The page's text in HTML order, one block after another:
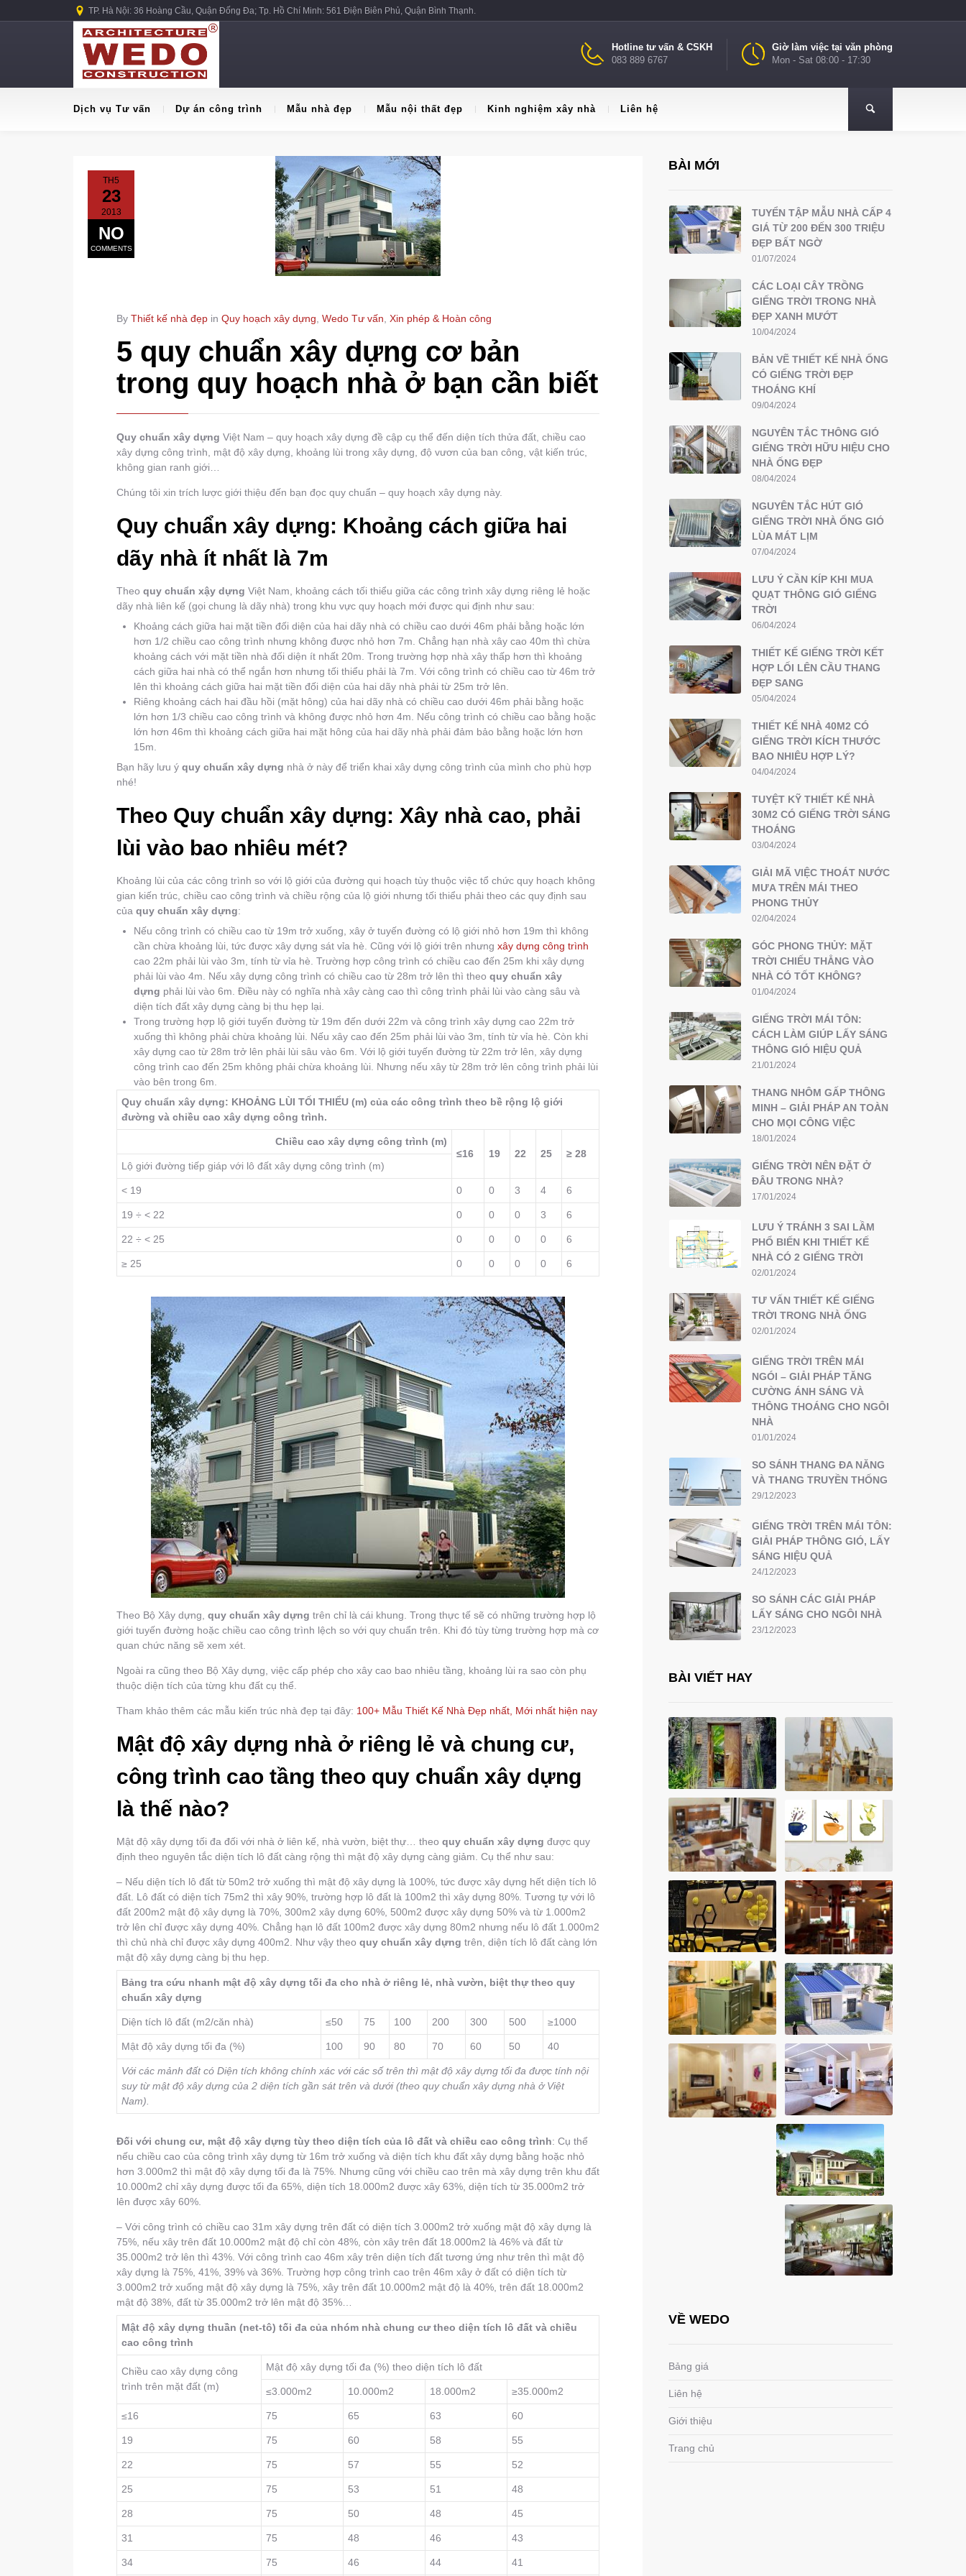
TP. Hà Nội: 36 Hoàng Cầu, Quận Đống Đa; Tp. Hồ Chí Minh: 561 Điện Biên Phủ, Quận Bình Thạnh.
Giờ làm việc tại văn phòng
Mon - Sat 08:00 - 17:30
Hotline tư vấn & CSKH
083 889 6767
Dịch vụ Tư vấn Dự án công trình Mẫu nhà đẹp Mẫu nội thất đẹp Kinh nghiệm xây nhà Liên hệ
TH5
23
2013
NO
COMMENTS
By Thiết kế nhà đẹp in Quy hoạch xây dựng Wedo Tư vấn Xin phép & Hoàn công
5 quy chuẩn xây dựng cơ bản
trong quy hoạch nhà ở bạn cần biết
Quy chuẩn xây dựng Việt Nam – quy hoạch xây dựng đề cập cụ thể đến diện tích thửa đất, chiều cao
xây dựng công trình, mật độ xây dựng, khoảng lùi trong xây dựng, độ vươn của ban công, vật kiến trúc,
không gian ranh giới…
Chúng tôi xin trích lược giới thiệu đến bạn đọc quy chuẩn – quy hoạch xây dựng này.
Quy chuẩn xây dựng: Khoảng cách giữa hai
dãy nhà ít nhất là 7m
Theo quy chuẩn xậy dựng Việt Nam, khoảng cách tối thiểu giữa các công trình xây dựng riêng lẻ hoặc
dãy nhà liên kế (gọi chung là dãy nhà) trong khu vực quy hoạch mới được qui định như sau:
Khoảng cách giữa hai mặt tiền đối diện của hai dãy nhà có chiều cao dưới 46m phải bằng hoặc lớn
hơn 1/2 chiều cao công trình nhưng không được nhỏ hơn 7m. Chẳng hạn nhà xây cao 40m thì chừa
khoảng cách với mặt tiền nhà đối diện ít nhất 20m. Trong trường hợp nhà xây thấp hơn thì khoảng
cách giữa hai nhà có thể ngắn hơn nhưng tối thiểu phải là 7m. Với công trình có chiều cao từ 46m trở
lên thì khoảng cách giữa hai mặt tiền đối diện của hai dãy nhà phải từ 25m trở lên.
Riêng khoảng cách hai đầu hồi (mặt hông) của hai dãy nhà có chiều cao dưới 46m phải bằng hoặc
lớn hơn 1/3 chiều cao công trình và không được nhỏ hơn 4m. Nếu công trình có chiều cao bằng hoặc
lớn hơn 46m thì khoảng cách giữa hai mặt hông của hai dãy nhà phải đảm bảo bằng hoặc lớn hơn
15m.
Bạn hãy lưu ý quy chuẩn xây dựng nhà ở này để triển khai xây dựng công trình của mình cho phù hợp
nhé!
Theo Quy chuẩn xây dựng: Xây nhà cao, phải
lùi vào bao nhiêu mét?
Khoảng lùi của các công trình so với lộ giới của đường qui hoạch tùy thuộc việc tổ chức quy hoạch không
gian kiến trúc, chiều cao công trình và chiều rộng của lộ giới nhưng tối thiểu phải theo các quy định sau
của quy chuẩn xây dựng:
Nếu công trình có chiều cao từ 19m trở xuống, xây ở tuyến đường có lộ giới nhỏ hơn 19m thì không
cần chừa khoảng lùi, tức được xây dựng sát vỉa hè. Cũng với lộ giới trên nhưng xây dựng công trình
cao 22m phải lùi vào 3m, tính từ vỉa hè. Trường hợp công trình có chiều cao đến 25m khi xây dựng
phải lùi vào 4m. Nếu xây dựng công trình có chiều cao từ 28m trở lên thì theo quy chuẩn xây
dựng phải lùi vào 6m. Điều này có nghĩa nhà xây càng cao thì công trình phải lùi vào càng sâu và
diện tích đất xây dựng càng bị thu hẹp lại.
Trong trường hợp lộ giới tuyến đường từ 19m đến dưới 22m và công trình xây dựng cao 22m trở
xuống thì không phải chừa khoảng lùi. Nếu xây cao đến 25m phải lùi vào 3m, tính từ vỉa hè. Còn khi
xây dựng cao từ 28m trở lên phải lùi sâu vào 6m. Với lộ giới tuyến đường từ 22m trở lên, xây dựng
công trình cao đến 25m không phải chừa khoảng lùi. Nhưng nếu xây từ 28m trở lên công trình phải lùi
vào bên trong 6m.
Quy chuẩn xây dựng: KHOẢNG LÙI TỐI THIỂU (m) của các công trình theo bề rộng lộ giới
đường và chiều cao xây dựng công trình.
Chiều cao xây dựng công trình (m)
≤16
19 22 25
≥ 28
Lộ giới đường tiếp giáp với lô đất xây dựng công trình (m)
< 19 0 0 3 4 6
19 ÷ < 22 0 0 0 3 6
22 ÷ < 25 0 0 0 0 6
≥ 25 0 0 0 0 6
Theo Bộ Xây dựng, quy chuẩn xây dựng trên chỉ là cái khung. Trong thực tế sẽ có những trường hợp lộ
giới tuyến đường hoặc chiều cao công trình lệch so với quy chuẩn trên. Khi đó tùy từng trường hợp mà cơ
quan chức năng sẽ xem xét.
Ngoài ra cũng theo Bộ Xây dựng, việc cấp phép cho xây cao bao nhiêu tầng, khoảng lùi ra sao còn phụ
thuộc diện tích của từng khu đất cụ thể.
Tham khảo thêm các mẫu kiến trúc nhà đẹp tại đây: 100+ Mẫu Thiết Kế Nhà Đẹp nhất, Mới nhất hiện nay
Mật độ xây dựng nhà ở riêng lẻ và chung cư,
công trình cao tầng theo quy chuẩn xây dựng
là thế nào?
Mật độ xây dựng tối đa đối với nhà ở liên kế, nhà vườn, biệt thự… theo quy chuẩn xây dựng được quy
định theo nguyên tắc diện tích lô đất càng rộng thì mật độ xây dựng càng giảm. Cụ thể như sau:
– Nếu diện tích lô đất từ 50m2 trở xuống thì mật độ xây dựng là 100%, tức được xây dựng hết diện tích lô
đất. Lô đất có diện tích 75m2 thì xây 90%, trường hợp lô đất là 100m2 thì xây dựng 80%. Tương tự với lô
đất 200m2 mật độ xây dựng là 70%, 300m2 xây dựng 60%, 500m2 được xây dựng 50% và từ 1.000m2
trở lên chỉ được xây dựng 40%. Chẳng hạn lô đất 100m2 được xây dựng 80m2 nhưng nếu lô đất 1.000m2
thì chủ nhà chỉ được xây dựng 400m2. Như vậy theo quy chuẩn xây dựng trên, diện tích lô đất càng lớn
mật độ xây dựng càng bị thu hẹp.
Bảng tra cứu nhanh mật độ xây dựng tối đa cho nhà ở riêng lẻ, nhà vườn, biệt thự theo quy
chuẩn xây dựng
Diện tích lô đất (m2/căn nhà) ≤50 75 100 200 300 500 ≥1000
Mật độ xây dựng tối đa (%) 100 90 80 70 60 50 40
Với các mảnh đất có Diện tích không chính xác với các số trên thì mật độ xây dựng tối đa được tính nội
suy từ mật độ xây dựng của 2 diện tích gần sát trên và dưới (theo quy chuẩn xây dựng nhà ở Việt
Nam).
Đối với chung cư, mật độ xây dựng tùy theo diện tích của lô đất và chiều cao công trình: Cụ thể
nếu chiều cao của công trình xây dựng từ 16m trở xuống và diện tích khu đất xây dựng bằng hoặc nhỏ
hơn 3.000m2 thì mật độ xây dựng tối đa là 75%. Nhưng cũng với chiều cao trên mà xây dựng trên khu đất
10.000m2 chỉ xây dựng được tối đa 65%, diện tích 18.000m2 được xây 63%, diện tích từ 35.000m2 trở
lên được xây 60%.
– Với công trình có chiều cao 31m xây dựng trên đất có diện tích 3.000m2 trở xuống mật độ xây dựng là
75%, nếu xây trên đất 10.000m2 mật độ chỉ còn 48%, còn xây trên đất 18.000m2 là 46% và đất từ
35.000m2 trở lên thì 43%. Với công trình cao 46m xây trên diện tích đất tương ứng như trên thì mật độ
xây dựng là 75%, 41%, 39% và 36%. Trường hợp công trình cao trên 46m xây ở đất có diện tích từ
3.000m2 trở xuống mật độ xây dựng là 75%, xây trên đất 10.000m2 mật độ là 40%, trên đất 18.000m2
mật độ 38%, đất từ 35.000m2 trở lên mật độ 35%…
Mật độ xây dựng thuần (net-tô) tối đa của nhóm nhà chung cư theo diện tích lô đất và chiều
cao công trình
Chiều cao xây dựng công
trình trên mặt đất (m)
Mật độ xây dựng tối đa (%) theo diện tích lô đất
≤3.000m2 10.000m2 18.000m2 ≥35.000m2
≤16 75 65 63 60
19 75 60 58 55
22 75 57 55 52
25 75 53 51 48
28 75 50 48 45
31 75 48 46 43
34 75 46 44 41
BÀI MỚI
TUYỂN TẬP MẪU NHÀ CẤP 4
GIÁ TỪ 200 ĐẾN 300 TRIỆU
ĐẸP BẤT NGỜ
01/07/2024
CÁC LOẠI CÂY TRỒNG
GIẾNG TRỜI TRONG NHÀ
ĐẸP XANH MƯỚT
10/04/2024
BẢN VẼ THIẾT KẾ NHÀ ỐNG
CÓ GIẾNG TRỜI ĐẸP
THOÁNG KHÍ
09/04/2024
NGUYÊN TẮC THÔNG GIÓ
GIẾNG TRỜI HỮU HIỆU CHO
NHÀ ỐNG ĐẸP
08/04/2024
NGUYÊN TẮC HÚT GIÓ
GIẾNG TRỜI NHÀ ỐNG GIÓ
LÙA MÁT LỊM
07/04/2024
LƯU Ý CẦN KÍP KHI MUA
QUẠT THÔNG GIÓ GIẾNG
TRỜI
06/04/2024
THIẾT KẾ GIẾNG TRỜI KẾT
HỢP LỐI LÊN CẦU THANG
ĐẸP SANG
05/04/2024
THIẾT KẾ NHÀ 40M2 CÓ
GIẾNG TRỜI KÍCH THƯỚC
BAO NHIÊU HỢP LÝ?
04/04/2024
TUYỆT KỸ THIẾT KẾ NHÀ
30M2 CÓ GIẾNG TRỜI SÁNG
THOÁNG
03/04/2024
GIẢI MÃ VIỆC THOÁT NƯỚC
MƯA TRÊN MÁI THEO
PHONG THỦY
02/04/2024
GÓC PHONG THỦY: MẶT
TRỜI CHIẾU THẲNG VÀO
NHÀ CÓ TỐT KHÔNG?
01/04/2024
GIẾNG TRỜI MÁI TÔN:
CÁCH LÀM GIÚP LẤY SÁNG
THÔNG GIÓ HIỆU QUẢ
21/01/2024
THANG NHÔM GẤP THÔNG
MINH – GIẢI PHÁP AN TOÀN
CHO MỌI CÔNG VIỆC
18/01/2024
GIẾNG TRỜI NÊN ĐẶT Ở
ĐÂU TRONG NHÀ?
17/01/2024
LƯU Ý TRÁNH 3 SAI LẦM
PHỔ BIẾN KHI THIẾT KẾ
NHÀ CÓ 2 GIẾNG TRỜI
02/01/2024
TƯ VẤN THIẾT KẾ GIẾNG
TRỜI TRONG NHÀ ỐNG
02/01/2024
GIẾNG TRỜI TRÊN MÁI
NGÓI – GIẢI PHÁP TĂNG
CƯỜNG ÁNH SÁNG VÀ
THÔNG THOÁNG CHO NGÔI
NHÀ
01/01/2024
SO SÁNH THANG ĐA NĂNG
VÀ THANG TRUYỀN THỐNG
29/12/2023
GIẾNG TRỜI TRÊN MÁI TÔN:
GIẢI PHÁP THÔNG GIÓ, LẤY
SÁNG HIỆU QUẢ
24/12/2023
SO SÁNH CÁC GIẢI PHÁP
LẤY SÁNG CHO NGÔI NHÀ
23/12/2023
BÀI VIẾT HAY
VỀ WEDO
Bảng giá
Liên hệ
Giới thiệu
Trang chủ